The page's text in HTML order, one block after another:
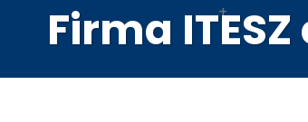
Instituto
Firma